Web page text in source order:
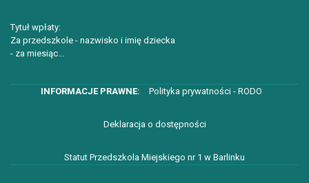
Tytuł wpłaty:
Za przedszkole - nazwisko i imię dziecka
- za miesiąc...
Polityka prywatności - RODO
Deklaracja o dostępności
Statut Przedszkola Miejskiego nr 1 w Barlinku